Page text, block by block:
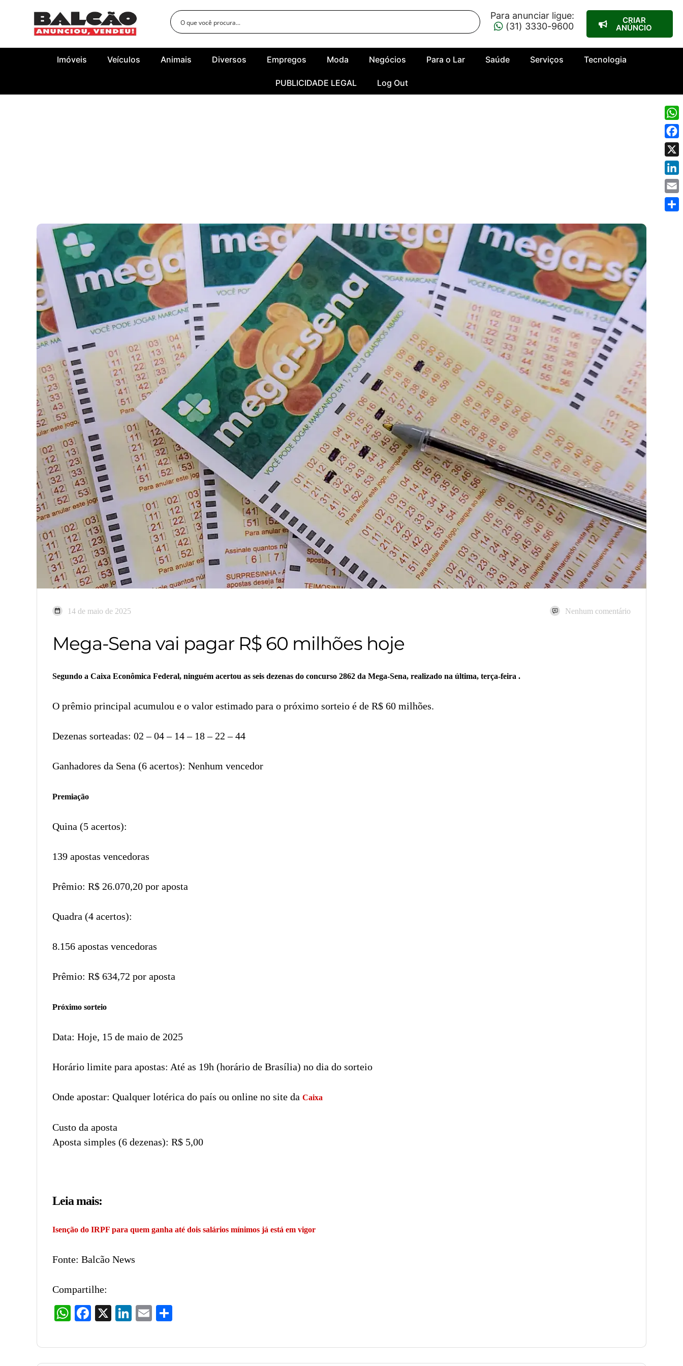
Para anunciar ligue:
(31) 3330-9600
CRIAR
ANÚNCIO
Imóveis Veículos Animais Diversos Empregos Moda Negócios Para o Lar Saúde Serviços Tecnologia
PUBLICIDADE LEGAL Log Out
14 de maio de 2025 Nenhum comentário
Mega-Sena vai pagar R$ 60 milhões hoje
Segundo a Caixa Econômica Federal, ninguém acertou as seis dezenas do concurso 2862 da Mega-Sena, realizado na última, terça-feira .
O prêmio principal acumulou e o valor estimado para o próximo sorteio é de R$ 60 milhões.
Dezenas sorteadas: 02 – 04 – 14 – 18 – 22 – 44
Ganhadores da Sena (6 acertos): Nenhum vencedor
Premiação
Quina (5 acertos):
139 apostas vencedoras
Prêmio: R$ 26.070,20 por aposta
Quadra (4 acertos):
8.156 apostas vencedoras
Prêmio: R$ 634,72 por aposta
Próximo sorteio
Data: Hoje, 15 de maio de 2025
Horário limite para apostas: Até as 19h (horário de Brasília) no dia do sorteio
Onde apostar: Qualquer lotérica do país ou online no site da Caixa
Custo da aposta
Aposta simples (6 dezenas): R$ 5,00
Leia mais:
Isenção do IRPF para quem ganha até dois salários mínimos já está em vigor
Fonte: Balcão News
Compartilhe:
WhatsAppFacebook LinkedInEmail
X